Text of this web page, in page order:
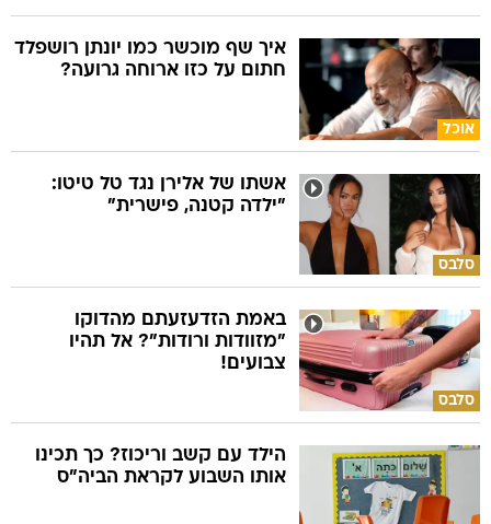
אוכל
איך שף מוכשר כמו יונתן רושפלד
חתום על כזו ארוחה גרועה?
סלבס
אשתו של אלירן נגד טל טיטו:
"ילדה קטנה, פישרית"
סלבס
באמת הזדעזעתם מהדוקו
"מזוודות ורודות"? אל תהיו
צבועים!
הילד עם קשב וריכוז? כך תכינו
אותו השבוע לקראת הביה"ס